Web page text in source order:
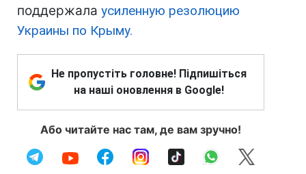
поддержала усиленную резолюцию
Украины по Крыму.
Не пропустіть головне! Підпишіться
на наші оновлення в Google!
Або читайте нас там, де вам зручно!